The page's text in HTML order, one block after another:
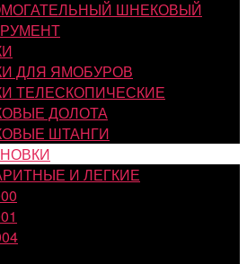
ШНЕКОВЫЙ
ДЛЯ ЯМОБУРОВ
ТЕЛЕСКОПИЧЕСКИЕ
ДОЛОТА
ШТАНГИ
И ЛЕГКИЕ